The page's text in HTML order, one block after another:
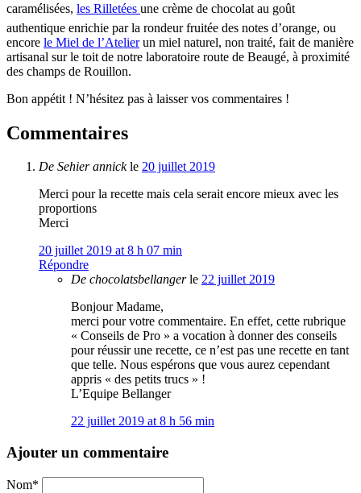
caramélisées, les Rilletées une crème de chocolat au goût
authentique enrichie par la rondeur fruitée des notes d’orange, ou
encore le Miel de l’Atelierun miel naturel, non traité, fait de manière
artisanal sur le toit de notre laboratoire route de Beaugé, à proximité
des champs de Rouillon.
Bon appétit ! N’hésitez pas à laisser vos commentaires !
Commentaires
De Sehier annickle 20 juillet 2019
Merci pour la recette mais cela serait encore mieux avec les
proportions
Merci
20 juillet 2019 at 8 h 07 min
Répondre
De chocolatsbellangerle 22 juillet 2019
Bonjour Madame,
merci pour votre commentaire. En effet, cette rubrique
« Conseils de Pro » a vocation à donner des conseils
pour réussir une recette, ce n’est pas une recette en tant
que telle. Nous espérons que vous aurez cependant
appris « des petits trucs » !
L’Equipe Bellanger
22 juillet 2019 at 8 h 56 min
Ajouter un commentaire
Nom*